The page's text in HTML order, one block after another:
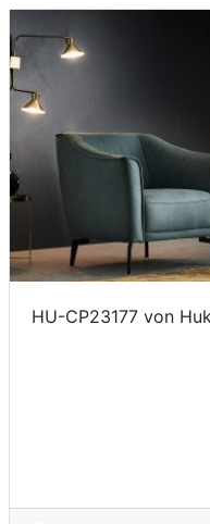
HU-CP23177 von